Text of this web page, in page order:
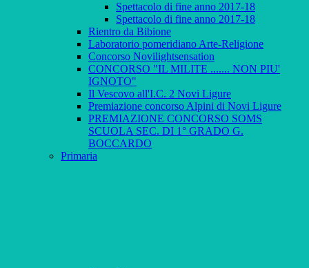
Spettacolo di fine anno 2017-18
Spettacolo di fine anno 2017-18
Rientro da Bibione
Laboratorio pomeridiano Arte-Religione
Concorso Novilightsensation
CONCORSO "IL MILITE ....... NON PIU'
IGNOTO"
Il Vescovo all'I.C. 2 Novi Ligure
Premiazione concorso Alpini di Novi Ligure
PREMIAZIONE CONCORSO SOMS
SCUOLA SEC. DI 1° GRADO G.
BOCCARDO
Primaria